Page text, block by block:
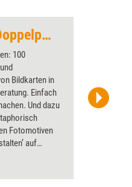
Angebot: Grenzen gestalten Doppelpack
100
Bildkarten in
Einfach
Und dazu
Fotomotiven
auf
für diesen